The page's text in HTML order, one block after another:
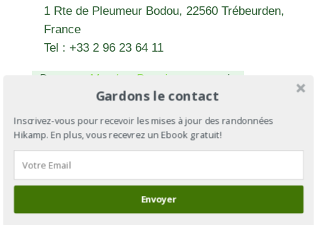
1 Rte de Pleumeur Bodou, 22560 Trébeurden,
France
Tel : +33 2 96 23 64 11
Devenez Membre Premium
pour voir +
d'hébergementsGardons le contact
Inscrivez-vous pour recevoir les mises à jour des randonnées
Hikamp. En plus, vous recevrez un Ebook gratuit!
Envoyer